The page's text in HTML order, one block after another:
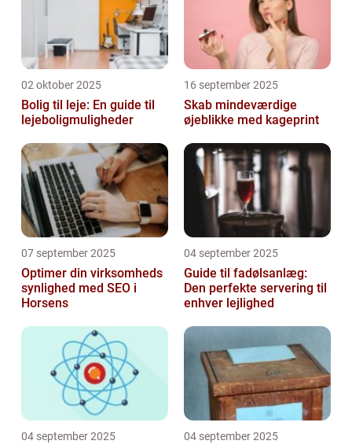
02 oktober 2025
Bolig til leje: En guide til
lejeboligmuligheder
16 september 2025
Skab mindeværdige
øjeblikke med kageprint
07 september 2025
Optimer din virksomheds
synlighed med SEO i
Horsens
04 september 2025
Guide til fadølsanlæg:
Den perfekte servering til
enhver lejlighed
04 september 2025 04 september 2025